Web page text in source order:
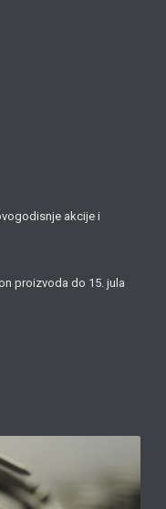
akcije i
proizvoda do 15. jula